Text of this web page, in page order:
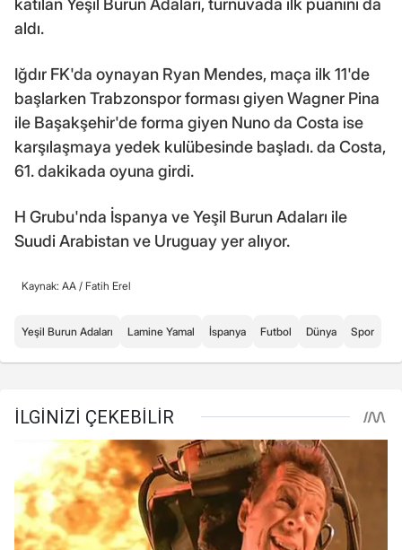
katılan Yeşil Burun Adaları, turnuvada ilk puanını da
aldı.
Iğdır FK'da oynayan Ryan Mendes, maça ilk 11'de
başlarken Trabzonspor forması giyen Wagner Pina
ile Başakşehir'de forma giyen Nuno da Costa ise
karşılaşmaya yedek kulübesinde başladı. da Costa,
61. dakikada oyuna girdi.
H Grubu'nda İspanya ve Yeşil Burun Adaları ile
Suudi Arabistan ve Uruguay yer alıyor.
Kaynak: AA / Fatih Erel
Yeşil Burun Adaları Lamine Yamal İspanya Futbol Dünya Spor